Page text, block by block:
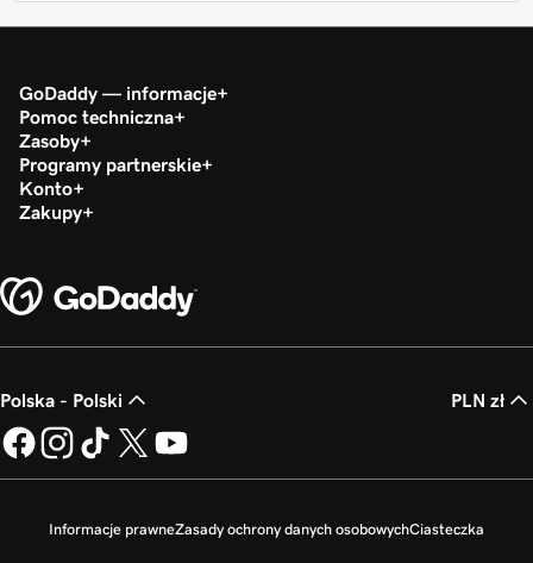
GoDaddy — informacje
Pomoc techniczna
Zasoby
Programy partnerskie
Konto
Zakupy
Polska - Polski PLN zł
Informacje prawneZasady ochrony danych osobowychCiasteczka